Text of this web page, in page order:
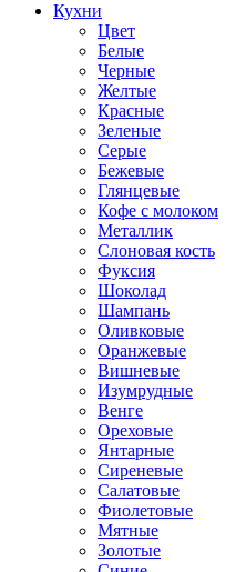
Кухни
Цвет
Белые
Черные
Желтые
Красные
Зеленые
Серые
Бежевые
Глянцевые
Кофе с молоком
Металлик
Слоновая кость
Фуксия
Шоколад
Шампань
Оливковые
Оранжевые
Вишневые
Изумрудные
Венге
Ореховые
Янтарные
Сиреневые
Салатовые
Фиолетовые
Мятные
Золотые